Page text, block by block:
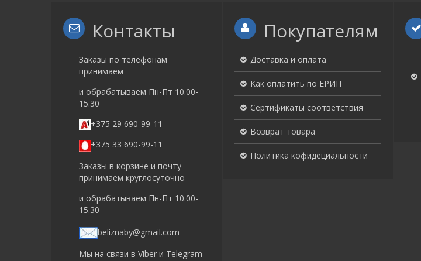
Контакты
Заказы по телефонам
принимаем
и обрабатываем Пн-Пт 10.00-
15.30
+375 29 690-99-11
+375 33 690-99-11
Заказы в корзине и почту
принимаем круглосуточно
и обрабатываем Пн-Пт 10.00-
15.30
beliznaby@gmail.com
Мы на связи в Viber и Telegram
Покупателям
Доставка и оплата
Как оплатить по ЕРИП
Сертификаты соответствия
Возврат товара
Политика кофидециальности